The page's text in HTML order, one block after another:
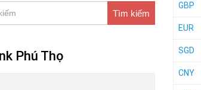
Tìm kiếm
Phú Thọ
GBP
EUR
SGD
CNY